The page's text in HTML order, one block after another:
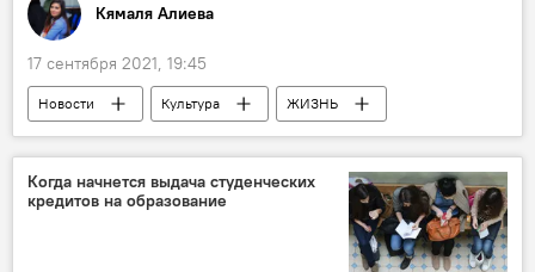
Кямаля Алиева
17 сентября 2021, 19:45
Новости Культура
ЖИЗНЬ
Азербайджан
Россия
Эмин Агаларов
песня
Когда начнется выдача студенческих
кредитов на образование